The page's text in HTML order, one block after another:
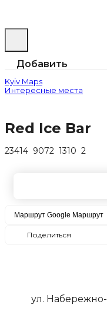
Добавить
Kyiv Maps
Интересные места
Red Ice Bar
23414 9072 1310 2
Маршрут Google Маршрут
Поделиться
ул.